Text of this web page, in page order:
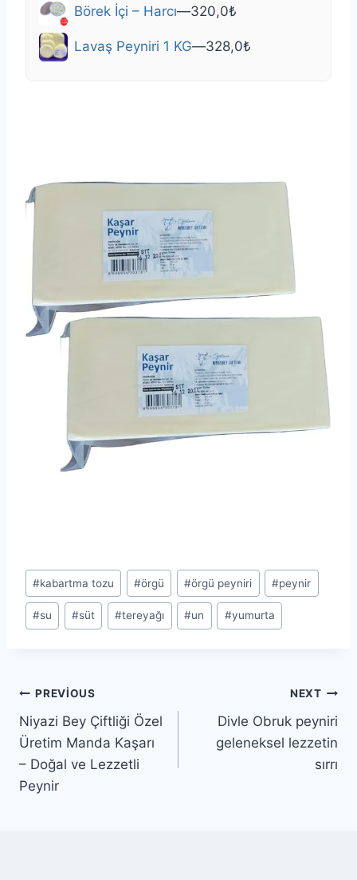
Börek İçi – Harcı—320,0₺
Lavaş Peyniri 1 KG—328,0₺
Post
Tags:
#kabartma tozu #örgü #örgü peyniri #peynir
#su #süt #tereyağı #un #yumurta
Yazı
gezinmesi
PREVIOUS
Niyazi Bey Çiftliği Özel
Üretim Manda Kaşarı
– Doğal ve Lezzetli
Peynir
NEXT
Divle Obruk peyniri
geleneksel lezzetin
sırrı